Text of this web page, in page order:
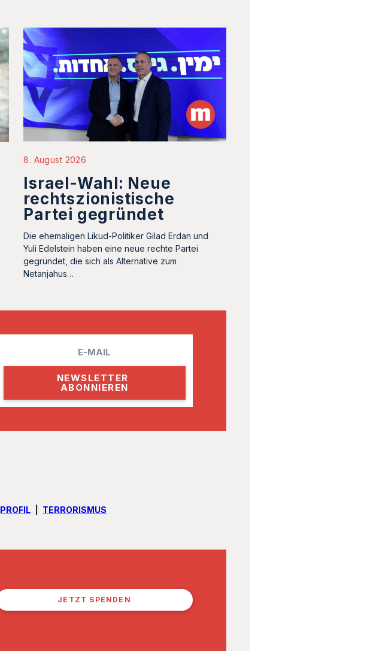
8. August 2026
Israel-Wahl: Neue
rechtszionistische
Partei gegründet
Die ehemaligen Likud-Politiker Gilad Erdan und
Yuli Edelstein haben eine neue rechte Partei
gegründet, die sich als Alternative zum
Netanjahus…
l
PROFIL TERRORISMUS
JETZT SPENDEN